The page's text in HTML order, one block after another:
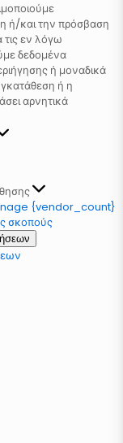
ή/και την πρόσβαση
εν λόγω
δεδομένα
ή μοναδικά
ή η
αρνητικά
{vendor_count}
σκοπούς